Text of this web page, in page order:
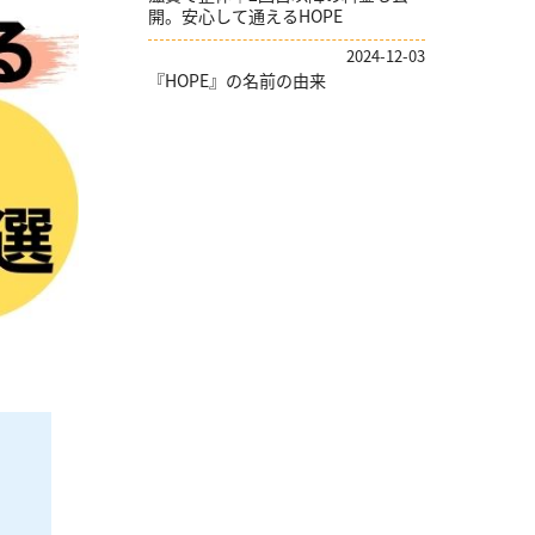
開。安心して通えるHOPE
『HOPE』の名前の由来
2024-12-03